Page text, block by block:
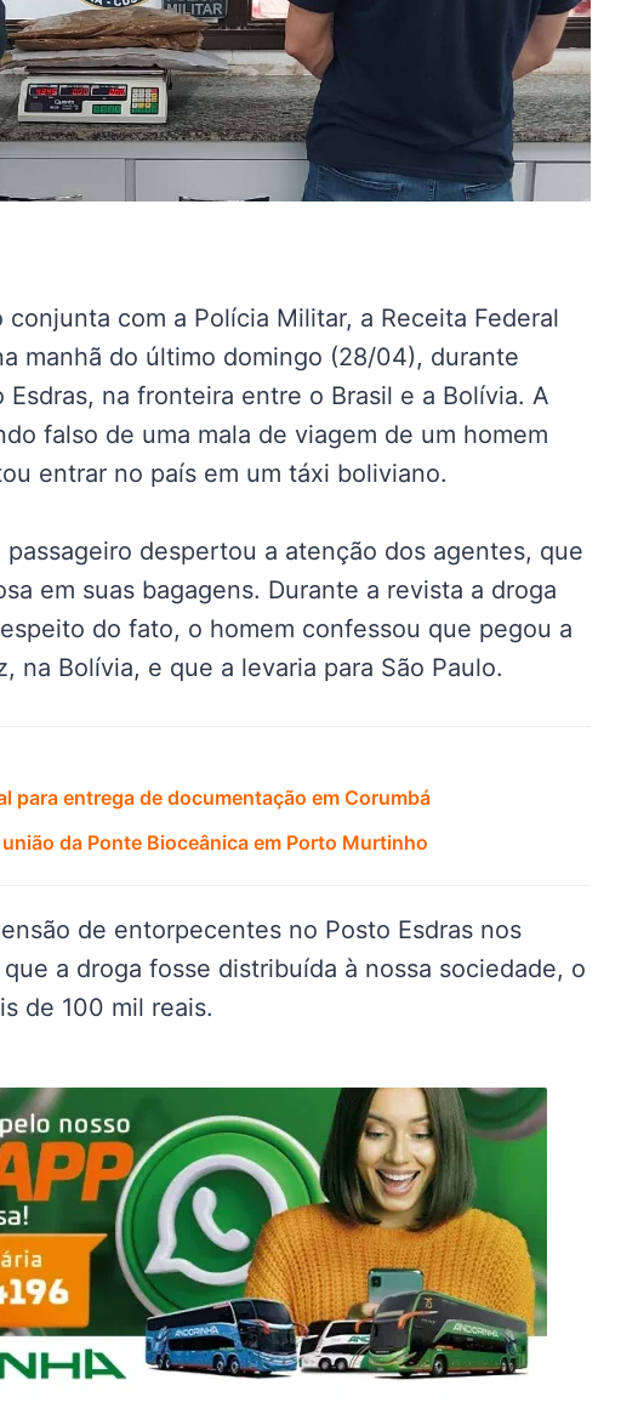
conjunta com a Polícia Militar, a Receita Federal
manhã do último domingo (28/04), durante
na fronteira entre o Brasil e a Bolívia. A
falso de uma mala de viagem de um homem
entrar no país em um táxi boliviano.
despertou a atenção dos agentes, que
em suas bagagens. Durante a revista a droga
do fato, o homem confessou que pegou a
na Bolívia, e que a levaria para São Paulo.
para entrega de documentação em Corumbá
da Ponte Bioceânica em Porto Murtinho
de entorpecentes no Posto Esdras nos
a droga fosse distribuída à nossa sociedade, o
de 100 mil reais.